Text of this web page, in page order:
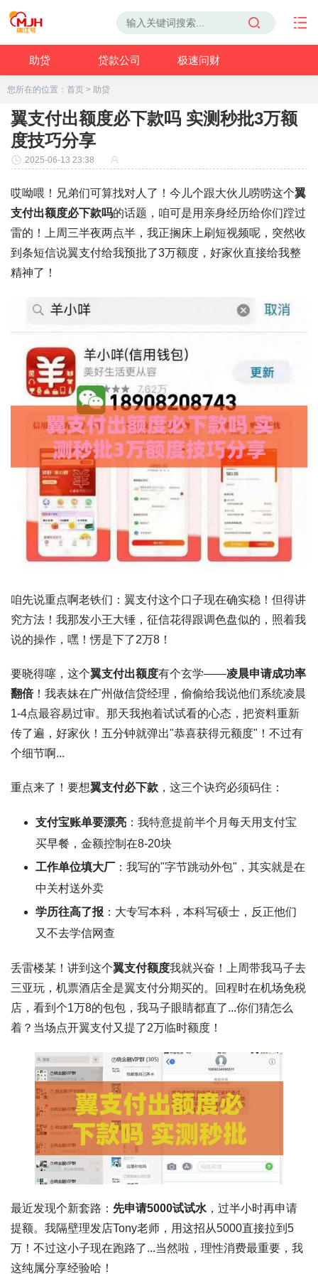
助贷 贷款公司 极速问财
您所在的位置： 首页 > 助贷
翼支付出额度必下款吗 实测秒批3万额
度技巧分享
2025-06-13 23:38
哎呦喂！兄弟们可算找对人了！今儿个跟大伙儿唠唠这个翼
支付出额度必下款吗的话题，咱可是用亲身经历给你们蹚过
雷的！上周三半夜两点半，我正搁床上刷短视频呢，突然收
到条短信说翼支付给我预批了3万额度，好家伙直接给我整
精神了！
咱先说重点啊老铁们： 翼支付这个口子现在确实稳 ！但得讲
究方法！我那发小王大锤，征信花得跟调色盘似的，照着我
说的操作，嘿！愣是下了2万8！
要晓得噻，这个翼支付出额度有个玄学——凌晨申请成功率
翻倍！我表妹在广州做信贷经理，偷偷给我说他们系统凌晨
1-4点最容易过审。那天我抱着试试看的心态，把资料重新
传了遍，好家伙！五分钟就弹出"恭喜获得元额度"！不过有
个细节啊...
重点来了！要想翼支付必下款 ，这三个诀窍必须码住：
支付宝账单要漂亮 ：我特意提前半个月每天用支付宝
买早餐，金额控制在8-20块
工作单位填大厂 ：我写的"字节跳动外包"，其实就是在
中关村送外卖
学历往高了报 ：大专写本科，本科写硕士，反正他们
又不去学信网查
丢雷楼某！讲到这个翼支付额度我就兴奋！上周带我马子去
三亚玩，机票酒店全是翼支付分期买的。回程时在机场免税
店，看到个1万8的包包，我马子眼睛都直了...你们猜怎么
着？当场点开翼支付又提了2万临时额度！
最近发现个新套路： 先申请5000试试水 ，过半小时再申请
提额。我隔壁理发店Tony老师，用这招从5000直接拉到5
万！不过这小子现在跑路了...当然啦， 理性消费最重要 ，我
这纯属分享经验哈！